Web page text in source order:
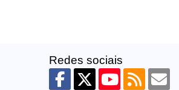
Redes sociais